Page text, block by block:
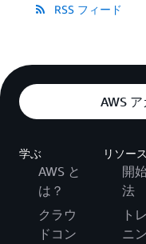
RSS フィード
AWS
学ぶ
AWS と
は？
クラウ
ドコン
リソース
開
法
ト
ニ